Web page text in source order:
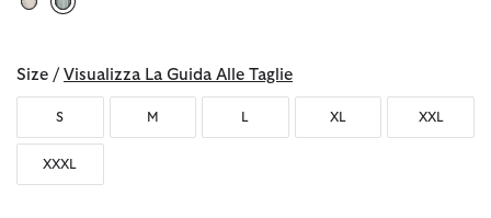
Size / Visualizza La Guida Alle Taglie
S M L XL XXL
XXXL